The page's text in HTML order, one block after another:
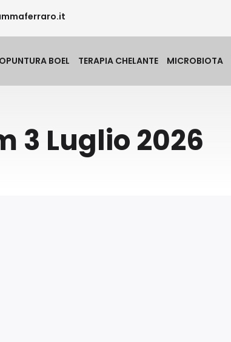
BOEL TERAPIA CHELANTE MICROBIOTA
3 Luglio 2026